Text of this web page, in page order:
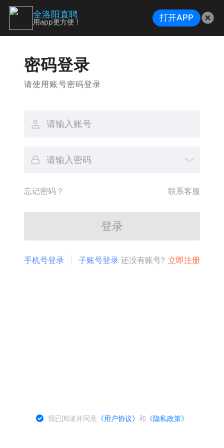
密码登录
请使用账号密码登录
忘记密码？ 联系客服
登录
手机号登录 子账号登录 还没有账号? 立即注册
我已阅读并同意 《用户协议》和 《隐私政策》
全洛阳直聘
用app更方便！ 打开APP